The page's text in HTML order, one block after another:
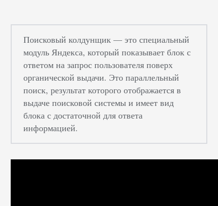
Поисковый колдунщик — это специальный
модуль Яндекса, который показывает блок с
ответом на запрос пользователя поверх
органической выдачи. Это параллельный
поиск, результат которого отображается в
выдаче поисковой системы и имеет вид
блока с достаточной для ответа
информацией.